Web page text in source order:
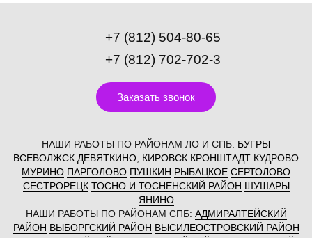
+7 (812) 504-80-65
+7 (812) 702-702-3
Заказать звонок
НАШИ РАБОТЫ ПО РАЙОНАМ ЛО И СПБ: БУГРЫ
ВСЕВОЛЖСК ДЕВЯТКИНО КИРОВСК КРОНШТАДТ КУДРОВО
МУРИНО ПАРГОЛОВО ПУШКИН РЫБАЦКОЕ СЕРТОЛОВО
СЕСТРОРЕЦК ТОСНО И ТОСНЕНСКИЙ РАЙОН ШУШАРЫ
ЯНИНО
НАШИ РАБОТЫ ПО РАЙОНАМ СПБ: АДМИРАЛТЕЙСКИЙ
РАЙОН ВЫБОРГСКИЙ РАЙОН ВЫСИЛЕОСТРОВСКИЙ РАЙОН